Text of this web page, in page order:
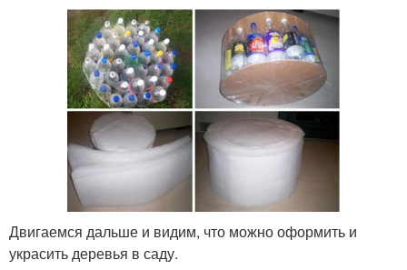
Двигаемся дальше и видим, что можно оформить и
украсить деревья в саду.